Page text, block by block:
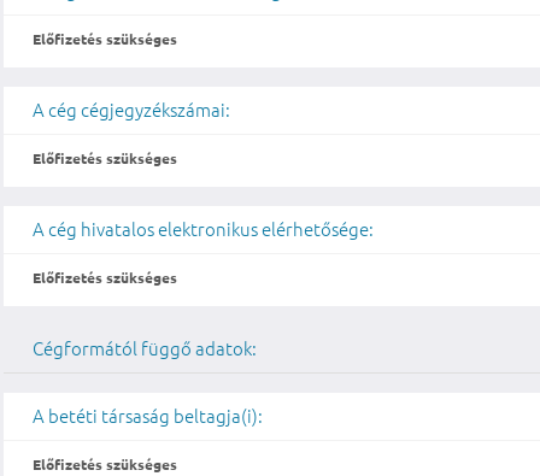
Előfizetés szükséges
A cég cégjegyzékszámai:
Előfizetés szükséges
A cég hivatalos elektronikus elérhetősége:
Előfizetés szükséges
Cégformától függő adatok:
A betéti társaság beltagja(i):
Előfizetés szükséges